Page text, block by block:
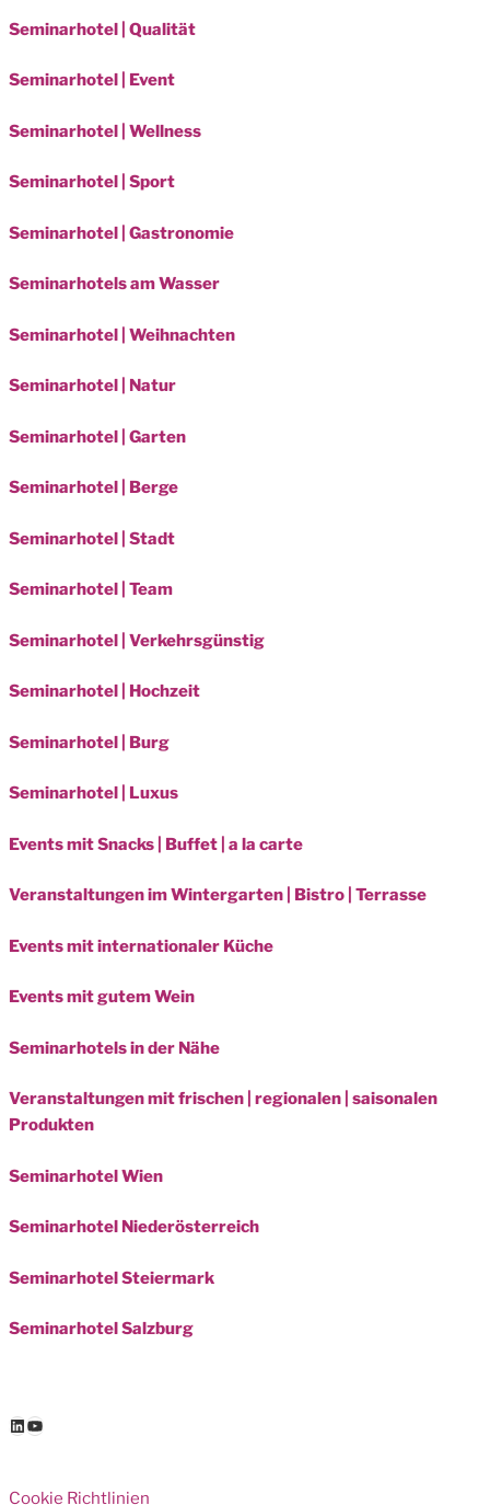
Seminarhotel | Qualität
Seminarhotel | Event
Seminarhotel | Wellness
Seminarhotel | Sport
Seminarhotel | Gastronomie
Seminarhotels am Wasser
Seminarhotel | Weihnachten
Seminarhotel | Natur
Seminarhotel | Garten
Seminarhotel | Berge
Seminarhotel | Stadt
Seminarhotel | Team
Seminarhotel | Verkehrsgünstig
Seminarhotel | Hochzeit
Seminarhotel | Burg
Seminarhotel | Luxus
Events mit Snacks | Buffet | a la carte
Veranstaltungen im Wintergarten | Bistro | Terrasse
Events mit internationaler Küche
Events mit gutem Wein
Seminarhotels in der Nähe
Veranstaltungen mit frischen | regionalen | saisonalen
Produkten
Seminarhotel Wien
Seminarhotel Niederösterreich
Seminarhotel Steiermark
Seminarhotel Salzburg
LinkedIn
YouTube
Cookie Richtlinien